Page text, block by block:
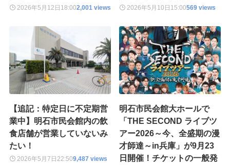
2026年5月12日 18:002,001 views 2026年5月10日 15:00569 views
【追記：特定日に不定期営
業中】明石市民会館内の飲
食店舗が営業していないみ
たい！
2026年5月7日 22:509,487 views
明石市民会館大ホールで
「THE SECOND ライブツ
アー2026～今、全盛期の漫
才師達～in兵庫」が9月23
日開催！チケットの一般発